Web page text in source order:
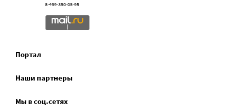
8-499-350-05-95
Портал
Наши партнеры
Мы в соц.сетях